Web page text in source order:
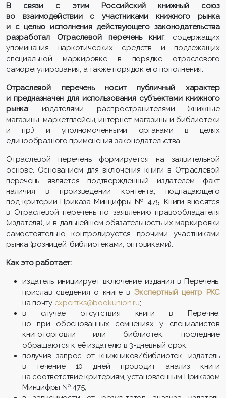
В связи с этим Российский книжный союз
во взаимодействии с уча­ст­никами книжного рынка
и с целью исполнения действующего законо­дате­льства
разработал Отраслевой перечень книг, содер­жащих
упоминания наркотических средств и подле­жа­щих
специальной маркировке в порядке отраслевого
саморегулирования, а также порядок его пополнения.
Отраслевой перечень носит публичный характер
и предназначен для использования субъектами книжного
рынка: издателями, распространителями (книжные
магазины, маркетплейсы, интернет-магазины и библиотеки
и пр.) и уполномоченными органами в целях
единообразного применения законодательства.
Отраслевой перечень формируется на заяви­тель­ной
основе. Основанием для включения книги в Отраслевой
перечень является подтвержденный издателем факт
наличия в произведении контента, подпадающего
под критерии Приказа Минцифры № 475. Книги вно­сят­ся
в Отраслевой перечень по заявлению правообладателя
(издателя), и в дальнейшем обязательность их маркировки
самостоятельно контролируется прочими участ­никами
рынка (розницей, библиотеками, оптовиками).
Как это работает:
издатель инициирует включение издания в Перечень,
прислав сведения о книге в Экспертный центр РКС
на почту expertrks@bookunion.ru;
в случае отсутствия книги в Перечне,
но при обоснованных сомнениях у специа­листов
книготорговли или библиотек, последние
обращаются к её издателю в 3-дневный срок;
получив запрос от книжников/библиотек, издатель
в течение 10 дней проводит анализ книги
на соответствие критериям, устано­вленным Приказом
Минцифры № 475;